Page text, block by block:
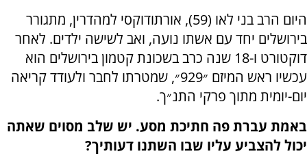
היום הרב בני לאו (59), אורתודוקסי למהדרין, מתגורר
בירושלים יחד עם אשתו נועה, ואב לשישה ילדים. לאחר
דוקטורט ו-18 שנה כרב בשכונת קטמון בירושלים הוא
עכשיו ראש המיזם ״929״, שמטרתו לחבר ולעודד קריאה
יום-יומית מתוך פרקי התנ״ך.
באמת עברת פה חתיכת מסע. יש שלב מסוים שאתה
יכול להצביע עליו שבו השתנו דעותיך?